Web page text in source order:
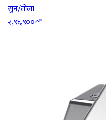
सुन/तोला
२,९६,९००